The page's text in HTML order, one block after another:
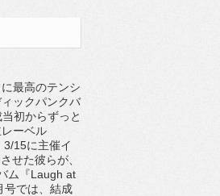
最高のテンシ
ックパンクバ
初からずっと
ーベル
15に主催イ
せた彼らが、
ム『Laugh at
号では、結成